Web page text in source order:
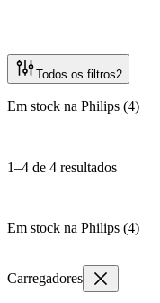
Todos os filtros2
Em stock na Philips (4)
1–4 de 4 resultados
Em stock na Philips (4)
Carregadores